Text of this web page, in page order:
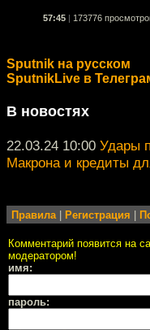
57:45 173776
Sputnik на русском
SputnikLive в
В новостях
22.03.24 10:00 Удары
Макрона и кредиты
Правила| Регистрация
Комментарий появится на
модератором!
имя:
пароль: